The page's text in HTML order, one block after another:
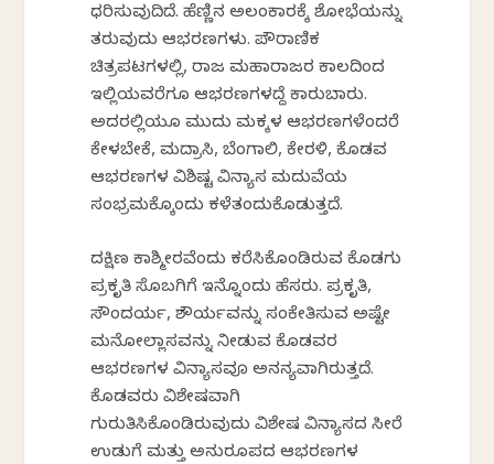
ಧರಿಸುವುದಿದೆ. ಹೆಣ್ಣಿನ ಅಲಂಕಾರಕ್ಕೆ ಶೋಭೆಯನ್ನು
ತರುವುದು ಆಭರಣಗಳು. ಪೌರಾಣಿಕ
ಚಿತ್ರಪಟಗಳಲ್ಲಿ, ರಾಜ ಮಹಾರಾಜರ ಕಾಲದಿಂದ
ಇಲ್ಲಿಯವರೆಗೂ ಆಭರಣಗಳದ್ದೆ ಕಾರುಬಾರು.
ಅದರಲ್ಲಿಯೂ ಮುದು ಮಕ್ಕಳ ಆಭರಣಗಳೆಂದರೆ
ಕೇಳಬೇಕೆ, ಮದ್ರಾಸಿ, ಬೆಂಗಾಲಿ, ಕೇರಳಿ, ಕೊಡವ
ಆಭರಣಗಳ ವಿಶಿಷ್ಟ ವಿನ್ಯಾಸ ಮದುವೆಯ
ಸಂಭ್ರಮಕ್ಕೊಂದು ಕಳೆತಂದುಕೊಡುತ್ತದೆ.
ದಕ್ಷಿಣ ಕಾಶ್ಮೀರವೆಂದು ಕರೆಸಿಕೊಂಡಿರುವ ಕೊಡಗು
ಪ್ರಕೃತಿ ಸೊಬಗಿಗೆ ಇನ್ನೊಂದು ಹೆಸರು. ಪ್ರಕೃತಿ,
ಸೌಂದರ್ಯ, ಶೌರ್ಯವನ್ನು ಸಂಕೇತಿಸುವ ಅಷ್ಟೇ
ಮನೋಲ್ಲಾಸವನ್ನು ನೀಡುವ ಕೊಡವರ
ಆಭರಣಗಳ ವಿನ್ಯಾಸವೂ ಅನನ್ಯವಾಗಿರುತ್ತದೆ.
ಕೊಡವರು ವಿಶೇಷವಾಗಿ
ಗುರುತಿಸಿಕೊಂಡಿರುವುದು ವಿಶೇಷ ವಿನ್ಯಾಸದ ಸೀರೆ
ಉಡುಗೆ ಮತ್ತು ಅನುರೂಪದ ಆಭರಣಗಳ